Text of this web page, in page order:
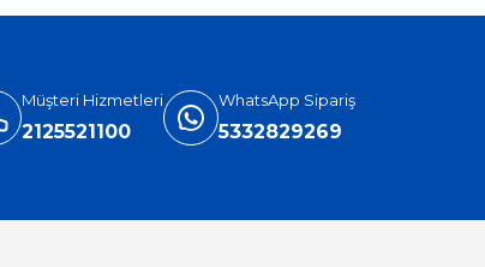
Müşteri Hizmetleri
2125521100
WhatsApp Sipariş
5332829269